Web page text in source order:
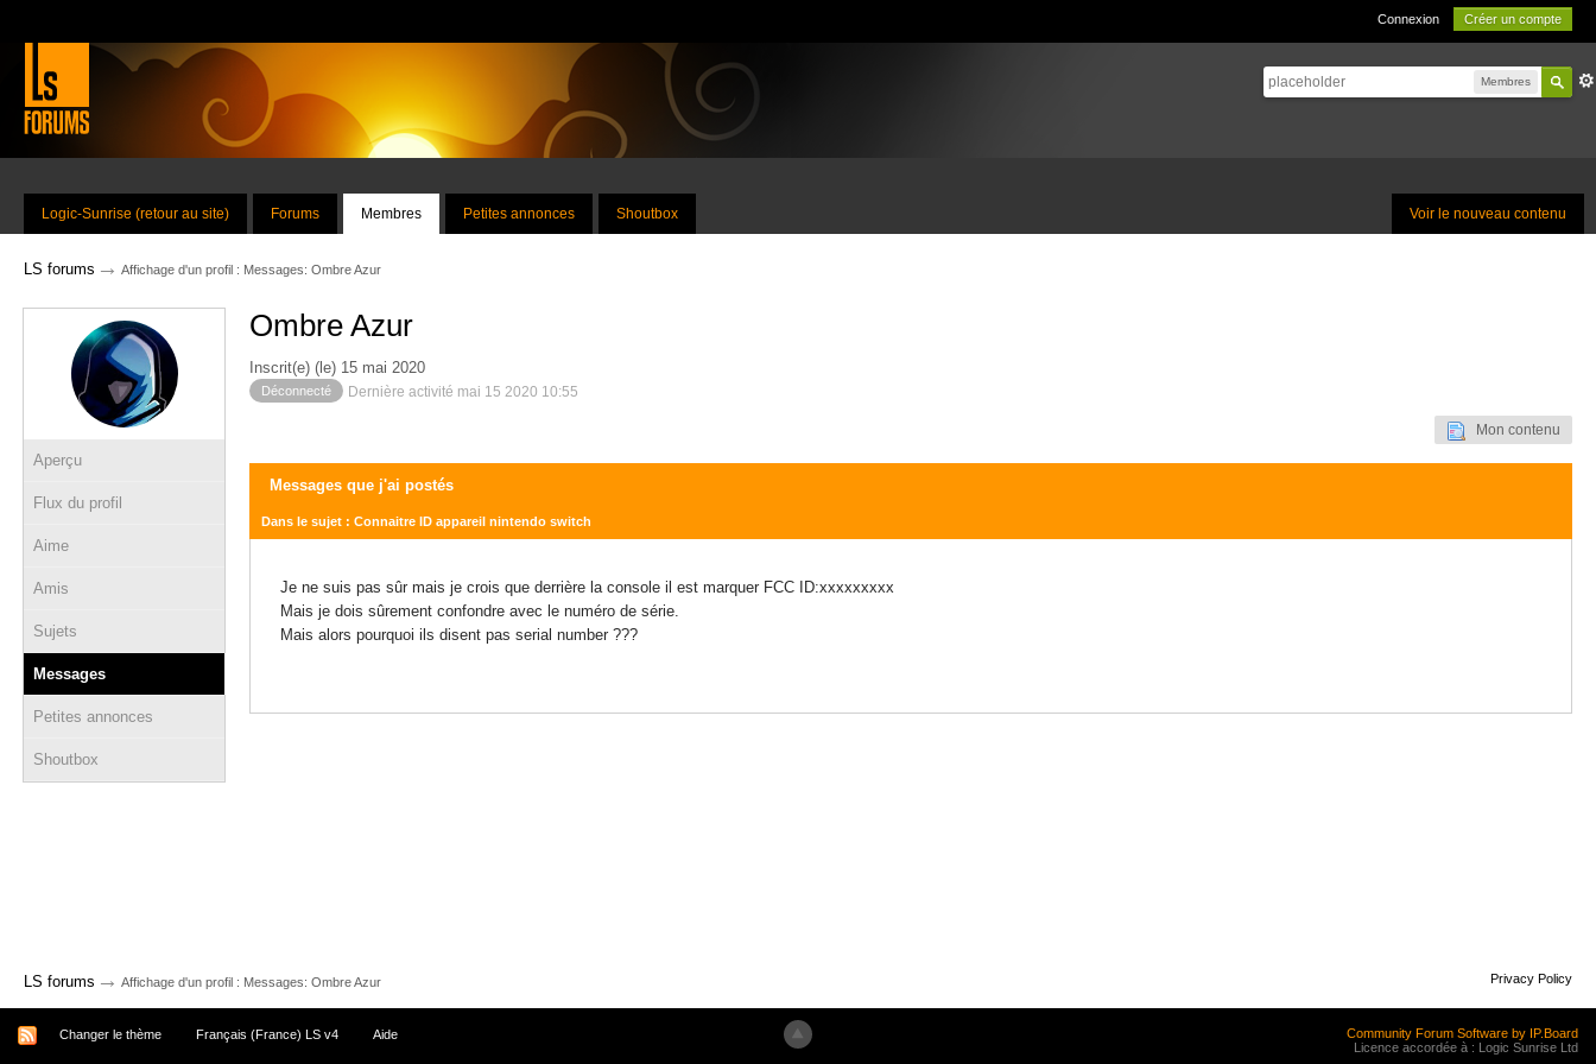
Connexion Créer un compte
Membres
Voir le nouveau contenu
Logic-Sunrise (retour au site) Forums Membres Petites annonces Shoutbox
LS forums → Affichage d'un profil : Messages: Ombre Azur
Aperçu
Flux du profil
Aime
Amis
Sujets
Messages
Petites annonces
Shoutbox
Ombre Azur
Inscrit(e) (le) 15 mai 2020
Déconnecté Dernière activité mai 15 2020 10:55
Mon contenu
Messages que j'ai postés
Dans le sujet : Connaitre ID appareil nintendo switch
Je ne suis pas sûr mais je crois que derrière la console il est marquer FCC ID:xxxxxxxxx
Mais je dois sûrement confondre avec le numéro de série.
Mais alors pourquoi ils disent pas serial number ???
LS forums → Affichage d'un profil : Messages: Ombre Azur Privacy Policy
Changer le thème Français (France) LS v4 Aide
Community Forum Software by IP.Board
Licence accordée à : Logic Sunrise Ltd